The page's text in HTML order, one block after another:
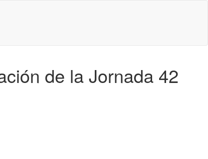
de la Jornada 42